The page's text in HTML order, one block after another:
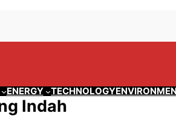
ENERGY TECHNOLOGY
Indah